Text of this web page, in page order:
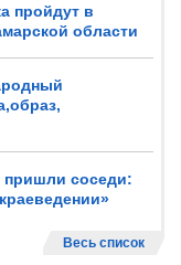
пройдут в
области
пришли соседи:
Весь список